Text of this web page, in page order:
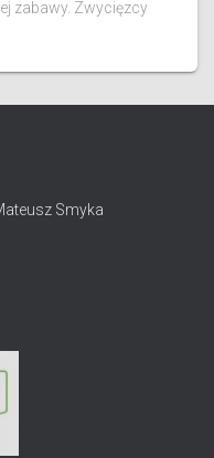
zabawy. Zwycięzcy
Smyka